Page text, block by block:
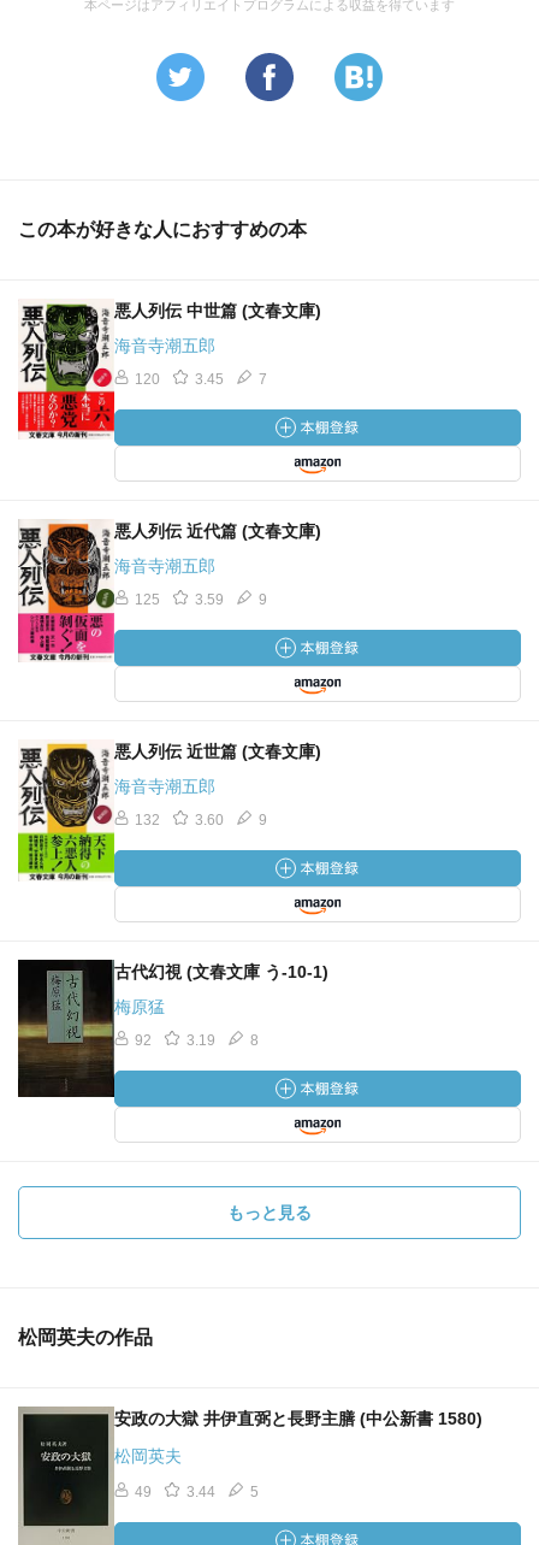
本ページはアフィリエイトプログラムによる収益を得ています
この本が好きな人におすすめの本
悪人列伝 中世篇 (文春文庫)
海音寺潮五郎
120 3.45 7
悪人列伝 近代篇 (文春文庫)
海音寺潮五郎
125 3.59 9
悪人列伝 近世篇 (文春文庫)
海音寺潮五郎
132 3.60 9
古代幻視 (文春文庫 う-10-1)
梅原猛
92 3.19 8
もっと見る
松岡英夫の作品
安政の大獄 井伊直弼と長野主膳 (中公新書 1580)
松岡英夫
49 3.44 5